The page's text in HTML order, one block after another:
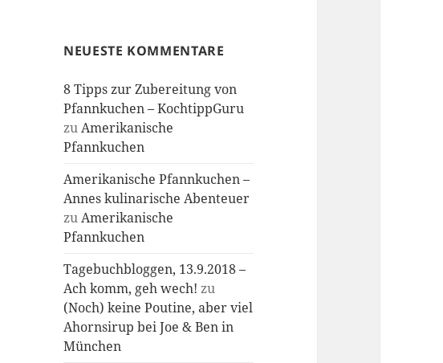
NEUESTE KOMMENTARE
8 Tipps zur Zubereitung von
Pfannkuchen – KochtippGuru
zuAmerikanische
Pfannkuchen
Amerikanische Pfannkuchen –
Annes kulinarische Abenteuer
zuAmerikanische
Pfannkuchen
Tagebuchbloggen, 13.9.2018 –
Ach komm, geh wech! zu
(Noch) keine Poutine, aber viel
Ahornsirup bei Joe & Ben in
München